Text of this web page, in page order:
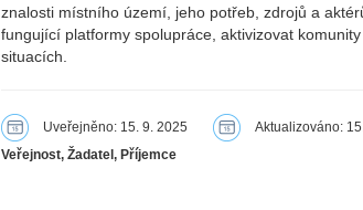
znalosti místního území, jeho potřeb, zdrojů a
fungující platformy spolupráce, aktivizovat
situacích.
Uveřejněno: 15. 9. 2025 Aktualizováno:
Veřejnost, Žadatel, Příjemce